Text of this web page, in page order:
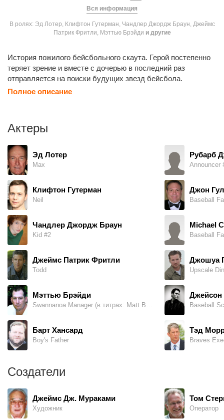
Вся информация
В ролях: Эд Лотер, Клифтон Гутерман, Чандлер Джордж Браун, Джеймс
Патрик Фритли, Мэттью Брэйди и другие
История пожилого бейсбольного скаута. Герой постепенно
теряет зрение и вместе с дочерью в последний раз
отправляется на поиски будущих звезд бейсбола.
Полное описание
Актеры
Эд Лотер
Max
Клифтон Гутерман
Neil
Чандлер Джордж Браун
Kid #2
Джеймс Патрик Фритли
Todd
Мэттью Брэйди
Swannanoa Manager (в титрах: Matt Brady)
Барт Хансард
Boy's Father
Рубарб
Announcer
Джон
Baseball
Michael
Baseball
Джошуа
Upscale
Джейсон
Baseball
Тэд
Braves
Создатели
Джеймс Дж. Мураками
Художник
Том
Оператор